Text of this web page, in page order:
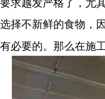
选择不新鲜的食物，
有必要的。那么在施